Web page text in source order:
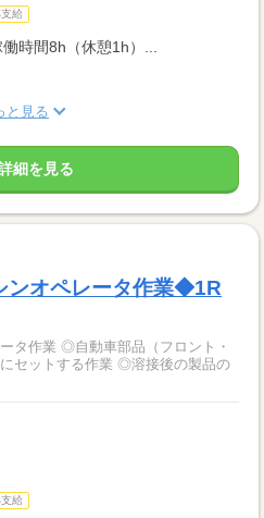
給
時間8h（休憩1h）...
と見る
細を見る
ンオペレータ作業◆1R
タ作業 ◎自動車部品（フロント・
セットする作業 ◎溶接後の製品の
給